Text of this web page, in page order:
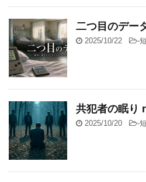
二つ目のデー
2025/10/22 -
共犯者の眠り
2025/10/20 -